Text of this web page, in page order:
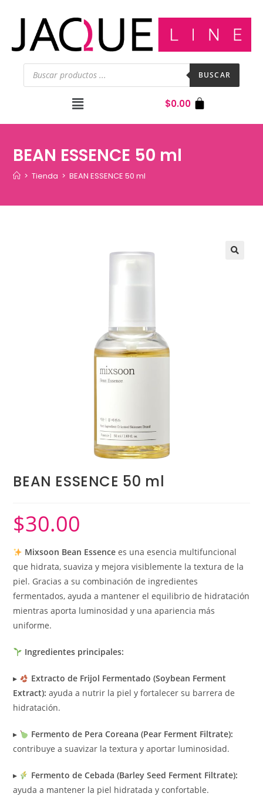
BUSCAR
$0.00
BEAN ESSENCE 50 ml
> Tienda > BEAN ESSENCE 50 ml
BEAN ESSENCE 50 ml
$30.00
Mixsoon Bean Essence es una esencia multifuncional
que hidrata, suaviza y mejora visiblemente la textura de la
piel. Gracias a su combinación de ingredientes
fermentados, ayuda a mantener el equilibrio de hidratación
mientras aporta luminosidad y una apariencia más
uniforme.
Ingredientes principales:
▸
Extracto de Frijol Fermentado (Soybean Ferment
Extract): ayuda a nutrir la piel y fortalecer su barrera de
hidratación.
▸
Fermento de Pera Coreana (Pear Ferment Filtrate):
contribuye a suavizar la textura y aportar luminosidad.
▸
Fermento de Cebada (Barley Seed Ferment Filtrate):
ayuda a mantener la piel hidratada y confortable.